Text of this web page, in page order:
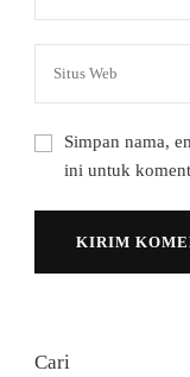
Simpan nama,
ini untuk
Cari